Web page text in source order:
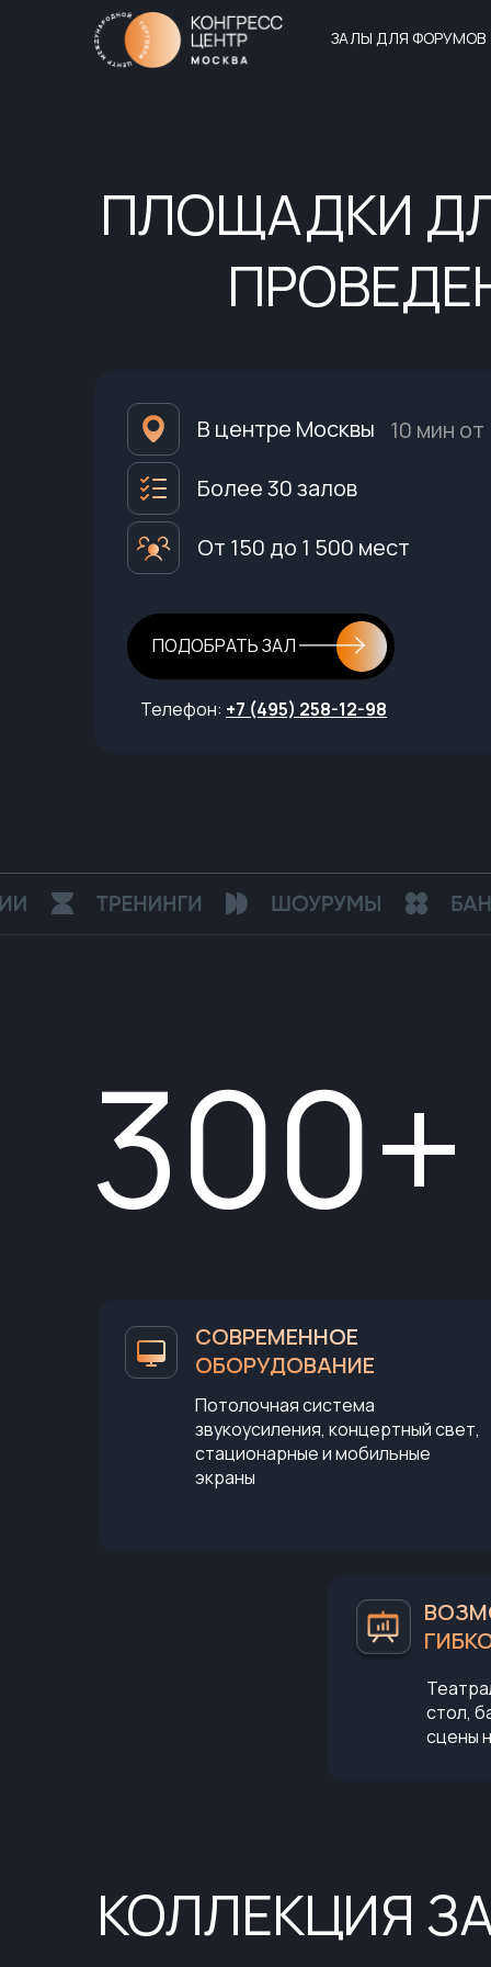
В центре Москвы
Более 30 залов
От 150 до 1 500 мест
Телефон: +7 (495) 258-12-98
ПЛОЩАДКИ
10 мин от
ЗАЛЫ ДЛЯ ФОРУМОВ
ПОДОБРАТЬ ЗАЛ
СОВРЕМЕННОЕ
ОБОРУДОВАНИЕ
Потолочная система
звукоусиления, концертный свет,
стационарные и мобильные
экраны
300+
стол,
сцены
КОЛЛЕКЦИЯ